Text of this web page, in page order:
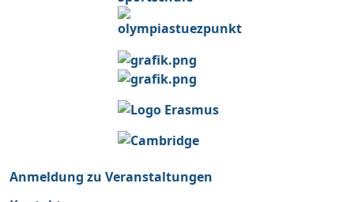
Anmeldung zu Veranstaltungen